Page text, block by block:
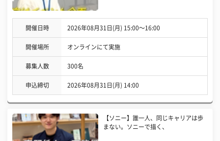
開催日時 2026年08月31日(月) 15:00〜16:00
開催場所 オンラインにて実施
募集人数 300名
申込締切 2026年08月31日(月) 14:00
【ソニー】誰一人、同じキャリアは歩
まない。ソニーで描く、